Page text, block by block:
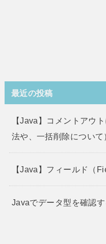
最近の投稿
【Java】コメントアウ
法や、一括削除について
【Java】フィールド（
Javaでデータ型を確認